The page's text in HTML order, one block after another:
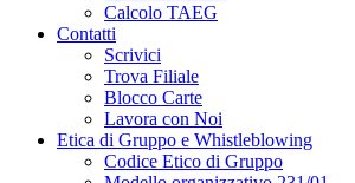
Calcolo TAEG
Contatti
Scrivici
Trova Filiale
Blocco Carte
Lavora con Noi
Etica di Gruppo e Whistleblowing
Codice Etico di Gruppo